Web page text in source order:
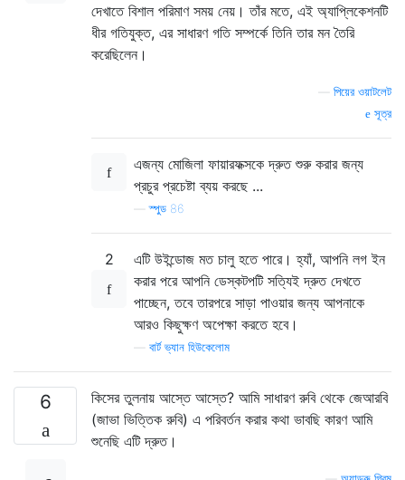
দেখাতে বিশাল পরিমাণ সময় নেয়। তাঁর মতে, এই অ্যাপ্লিকেশনটি
ধীর গতিযুক্ত, এর সাধারণ গতি সম্পর্কে তিনি তার মন তৈরি
করেছিলেন।
পিয়ের ওয়াটলেট
সূত্র
এজন্য মোজিলা ফায়ারফক্সকে দ্রুত শুরু করার জন্য
প্রচুর প্রচেষ্টা ব্যয় করছে ...
—স্পুড 86
2
এটি উইন্ডোজ মত চালু হতে পারে। হ্যাঁ, আপনি লগ ইন
করার পরে আপনি ডেস্কটপটি সত্যিই দ্রুত দেখতে
পাচ্ছেন, তবে তারপরে সাড়া পাওয়ার জন্য আপনাকে
আরও কিছুক্ষণ অপেক্ষা করতে হবে।
বার্ট ভ্যান হিউকেলোম
6
কিসের তুলনায় আস্তে আস্তে? আমি সাধারণ রুবি থেকে জেআরবি
(জাভা ভিত্তিক রুবি) এ পরিবর্তন করার কথা ভাবছি কারণ আমি
শুনেছি এটি দ্রুত।